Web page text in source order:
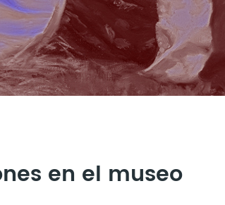
en el museo